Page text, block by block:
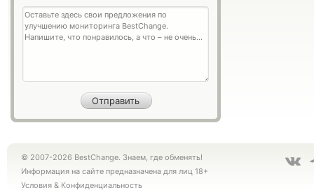
© 2007-2026 BestChange. Знаем, где обменять!
Информация на сайте предназначена для лиц 18+
Условия & Конфиденциальность